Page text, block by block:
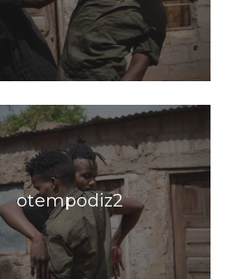
otempodiz2